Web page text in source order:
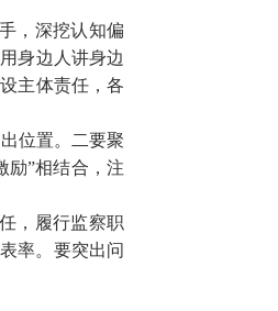
，深挖认知偏
身边人讲身边
主体责任，各
位置。二要聚
励”相结合，注
，履行监察职
率。 要突出问